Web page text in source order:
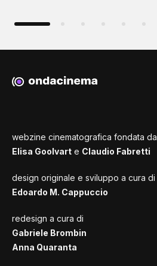
webzine cinematografica fondata da
Elisa Goolvart e Claudio Fabretti
design originale e sviluppo a cura di
Edoardo M. Cappuccio
redesign a cura di
Gabriele Brombin
Anna Quaranta